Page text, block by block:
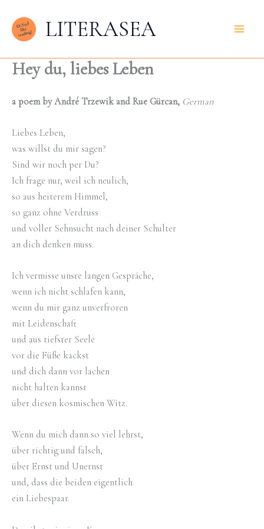
Inhalt
springen
LITERASEA
Hey du, liebes Leben
a poem by André Trzewik and Rue Gürcan, German
Liebes Leben,
was willst du mir sagen?
Sind wir noch per Du?
Ich frage nur, weil ich neulich,
so aus heiterem Himmel,
so ganz ohne Verdruss
und voller Sehnsucht nach deiner Schulter
an dich denken muss.
Ich vermisse unsre langen Gespräche,
wenn ich nicht schlafen kann,
wenn du mir ganz unverfroren
mit Leidenschaft
und aus tiefster Seele
vor die Füße kackst
und dich dann vor lachen
nicht halten kannst
über diesen kosmischen Witz.
Wenn du mich dann so viel lehrst,
über richtig und falsch,
über Ernst und Unernst
und, dass die beiden eigentlich
ein Liebespaar.